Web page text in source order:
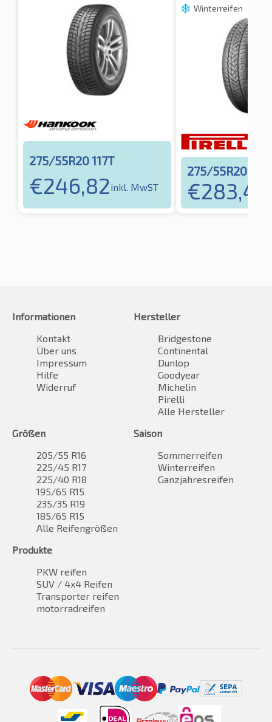
275/55R20 117T
€246,82inkl. MwST
Winterreifen
275/55R20 117V
€283,48
Informationen
Kontakt
Über uns
Impressum
Hilfe
Widerruf
Hersteller
Bridgestone
Continental
Dunlop
Goodyear
Michelin
Pirelli
Alle Hersteller
Größen
205/55 R16
225/45 R17
225/40 R18
195/65 R15
235/35 R19
185/65 R15
Alle Reifengrößen
Saison
Sommerreifen
Winterreifen
Ganzjahresreifen
Produkte
PKW reifen
SUV / 4x4 Reifen
Transporter reifen
motorradreifen